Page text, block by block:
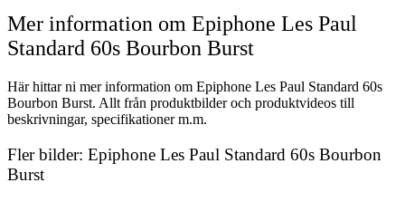
Mer information om Epiphone Les Paul
Standard 60s Bourbon Burst
Här hittar ni mer information om Epiphone Les Paul Standard 60s
Bourbon Burst. Allt från produktbilder och produktvideos till
beskrivningar, specifikationer m.m.
Fler bilder: Epiphone Les Paul Standard 60s Bourbon
Burst